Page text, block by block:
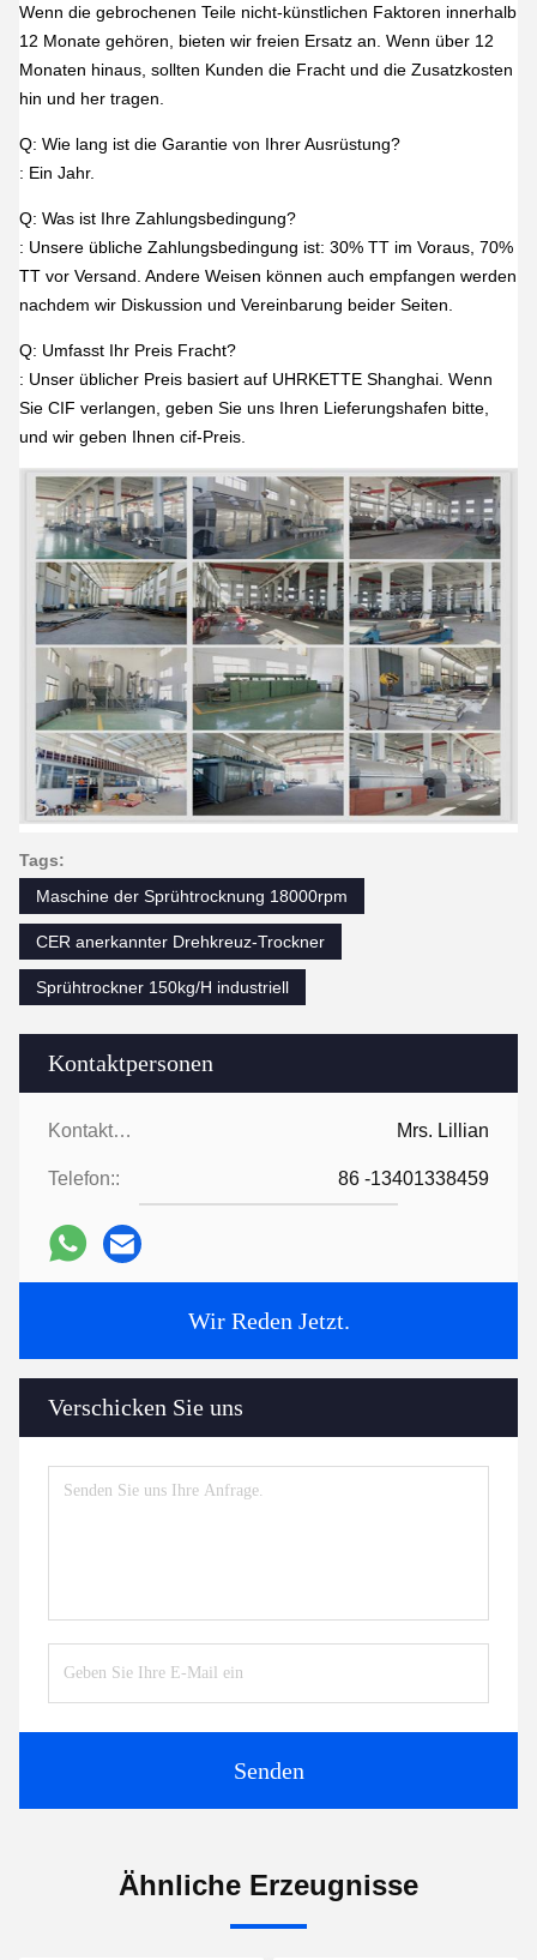
Kontaktpersonen
Kontaktpersonen: Mrs. Lillian
Telefon:: 86 -13401338459
Wir Reden Jetzt.
Verschicken Sie uns
Senden
Wenn die gebrochenen Teile nicht-künstlichen Faktoren innerhalb
12 Monate gehören, bieten wir freien Ersatz an. Wenn über 12
Monaten hinaus, sollten Kunden die Fracht und die Zusatzkosten
hin und her tragen.
Q: Wie lang ist die Garantie von Ihrer Ausrüstung?
: Ein Jahr.
Q: Was ist Ihre Zahlungsbedingung?
: Unsere übliche Zahlungsbedingung ist: 30% TT im Voraus, 70%
TT vor Versand. Andere Weisen können auch empfangen werden
nachdem wir Diskussion und Vereinbarung beider Seiten.
Q: Umfasst Ihr Preis Fracht?
: Unser üblicher Preis basiert auf UHRKETTE Shanghai. Wenn
Sie CIF verlangen, geben Sie uns Ihren Lieferungshafen bitte,
und wir geben Ihnen cif-Preis.
Tags:
Maschine der Sprühtrocknung 18000rpm
CER anerkannter Drehkreuz-Trockner
Sprühtrockner 150kg/H industriell
Ähnliche Erzeugnisse